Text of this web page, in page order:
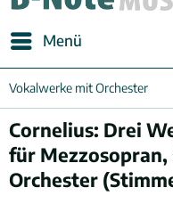
Menü
Vokalwerke mit Orchester
Cornelius: Drei
für Mezzosopran,
Orchester